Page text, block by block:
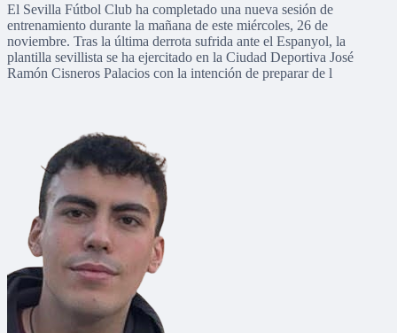
El Sevilla Fútbol Club ha completado una nueva sesión de
entrenamiento durante la mañana de este miércoles, 26 de
noviembre. Tras la última derrota sufrida ante el Espanyol, la
plantilla sevillista se ha ejercitado en la Ciudad Deportiva José
Ramón Cisneros Palacios con la intención de preparar de l